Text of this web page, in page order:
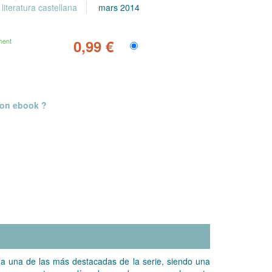
castellana
mars 2014
0,99 €
ebook ?
una de las más destacadas de la serie, siendo una